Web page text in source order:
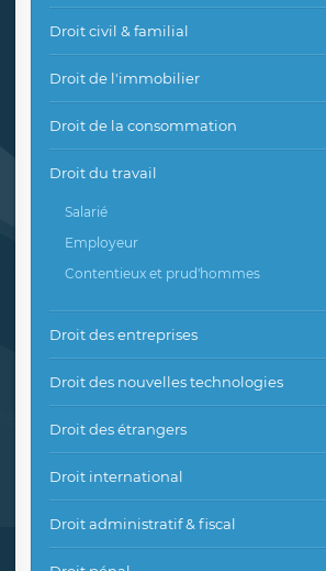
Droit civil & familial
Droit de l'immobilier
Droit de la consommation
Droit du travail
Salarié
Employeur
Contentieux et prud'hommes
Droit des entreprises
Droit des nouvelles technologies
Droit des étrangers
Droit international
Droit administratif & fiscal